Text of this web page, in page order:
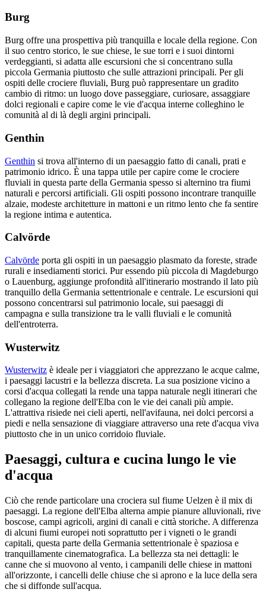
Burg
Burg offre una prospettiva più tranquilla e locale della regione. Con
il suo centro storico, le sue chiese, le sue torri e i suoi dintorni
verdeggianti, si adatta alle escursioni che si concentrano sulla
piccola Germania piuttosto che sulle attrazioni principali. Per gli
ospiti delle crociere fluviali, Burg può rappresentare un gradito
cambio di ritmo: un luogo dove passeggiare, curiosare, assaggiare
dolci regionali e capire come le vie d'acqua interne colleghino le
comunità al di là degli argini principali.
Genthin
Genthin si trova all'interno di un paesaggio fatto di canali, prati e
patrimonio idrico. È una tappa utile per capire come le crociere
fluviali in questa parte della Germania spesso si alternino tra fiumi
naturali e percorsi artificiali. Gli ospiti possono incontrare tranquille
alzaie, modeste architetture in mattoni e un ritmo lento che fa sentire
la regione intima e autentica.
Calvörde
Calvörde porta gli ospiti in un paesaggio plasmato da foreste, strade
rurali e insediamenti storici. Pur essendo più piccola di Magdeburgo
o Lauenburg, aggiunge profondità all'itinerario mostrando il lato più
tranquillo della Germania settentrionale e centrale. Le escursioni qui
possono concentrarsi sul patrimonio locale, sui paesaggi di
campagna e sulla transizione tra le valli fluviali e le comunità
dell'entroterra.
Wusterwitz
Wusterwitz è ideale per i viaggiatori che apprezzano le acque calme,
i paesaggi lacustri e la bellezza discreta. La sua posizione vicino a
corsi d'acqua collegati la rende una tappa naturale negli itinerari che
collegano la regione dell'Elba con le vie dei canali più ampie.
L'attrattiva risiede nei cieli aperti, nell'avifauna, nei dolci percorsi a
piedi e nella sensazione di viaggiare attraverso una rete d'acqua viva
piuttosto che in un unico corridoio fluviale.
Paesaggi, cultura e cucina lungo le vie
d'acqua
Ciò che rende particolare una crociera sul fiume Uelzen è il mix di
paesaggi. La regione dell'Elba alterna ampie pianure alluvionali, rive
boscose, campi agricoli, argini di canali e città storiche. A differenza
di alcuni fiumi europei noti soprattutto per i vigneti o le grandi
capitali, questa parte della Germania settentrionale è spaziosa e
tranquillamente cinematografica. La bellezza sta nei dettagli: le
canne che si muovono al vento, i campanili delle chiese in mattoni
all'orizzonte, i cancelli delle chiuse che si aprono e la luce della sera
che si diffonde sull'acqua.